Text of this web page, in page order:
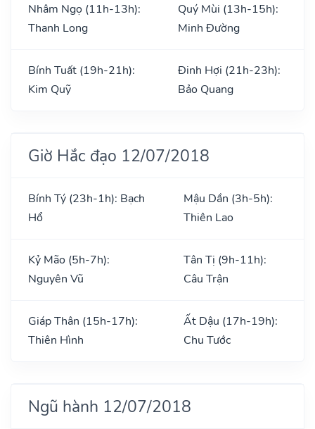
Nhâm Ngọ (11h-13h):
Thanh Long
Quý Mùi (13h-15h):
Minh Đường
Bính Tuất (19h-21h):
Kim Quỹ
Đinh Hợi (21h-23h):
Bảo Quang
Giờ Hắc đạo 12/07/2018
Bính Tý (23h-1h): Bạch
Hổ
Mậu Dần (3h-5h):
Thiên Lao
Kỷ Mão (5h-7h):
Nguyên Vũ
Tân Tị (9h-11h):
Câu Trận
Giáp Thân (15h-17h):
Thiên Hình
Ất Dậu (17h-19h):
Chu Tước
Ngũ hành 12/07/2018